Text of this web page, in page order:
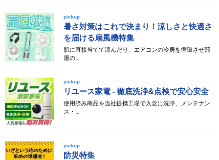
pickup
暑さ対策はこれで決まり！涼しさと快適さ
を届ける扇風機特集
肌に直接当てて涼んだり、エアコンの冷房を循環させ部
屋の...
pickup
リユース家電 - 徹底洗浄&点検で安心安全
使用済み商品を当社提携工場で入念に洗浄、メンテナン
ス・...
pickup
防災特集